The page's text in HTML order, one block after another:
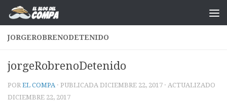
Saltar al contenido
JORGEROBRENODETENIDO
jorgeRobrenoDetenido
POR EL COMPA · PUBLICADA DICIEMBRE 22, 2017 · ACTUALIZADO
DICIEMBRE 22, 2017